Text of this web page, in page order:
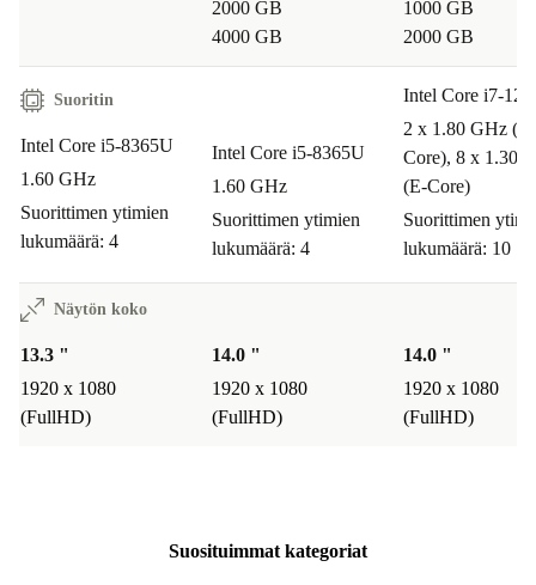
2000 GB
4000 GB
1000 GB
2000 GB
Suoritin
Intel Core i5-8365U
1.60 GHz
Suorittimen ytimien
lukumäärä: 4
Intel Core i5-8365U
1.60 GHz
Suorittimen ytimien
lukumäärä: 4
Intel Core i7-
2 x 1.80 GHz (P-
Core), 8 x 1.30
(E-Core)
Suorittimen
lukumäärä: 10
Näytön koko
13.3 "
1920 x 1080
(FullHD)
14.0 "
1920 x 1080
(FullHD)
14.0 "
1920 x 1080
(FullHD)
Suosituimmat kategoriat